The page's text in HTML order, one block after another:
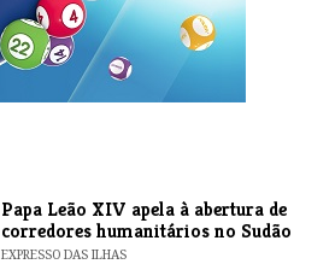
​Papa Leão XIV apela à abertura de
corredores humanitários no Sudão
EXPRESSO DAS ILHAS